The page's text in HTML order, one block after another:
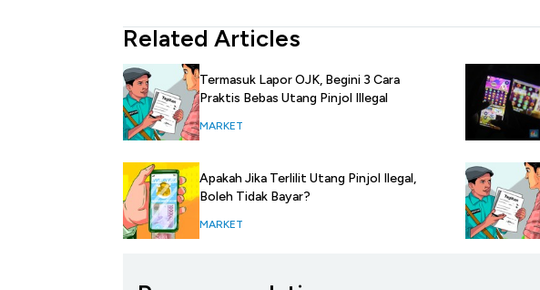
Related Articles
Termasuk Lapor OJK, Begini 3 Cara
Praktis Bebas Utang Pinjol Illegal
MARKET
Apakah Jika Terlilit Utang Pinjol Ilegal,
Boleh Tidak Bayar?
MARKET